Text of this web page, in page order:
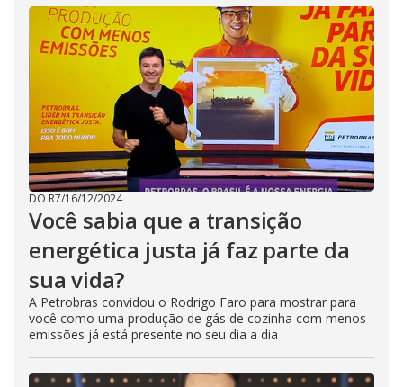
DO R7/16/12/2024
Você sabia que a transição
energética justa já faz parte da
sua vida?
A Petrobras convidou o Rodrigo Faro para mostrar para
você como uma produção de gás de cozinha com menos
emissões já está presente no seu dia a dia